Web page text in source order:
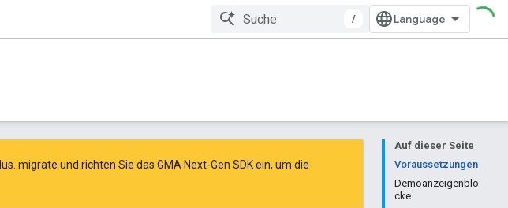
/
Auf dieser Seite
Voraussetzungen
Demoanzeigenblö
cke
migrate und richten Sie das GMA Next-Gen SDK ein, um die